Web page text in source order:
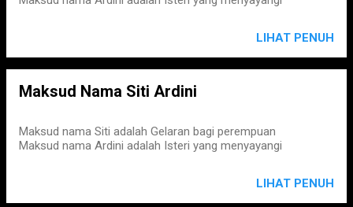
LIHAT PENUH
Maksud Nama Siti Ardini
Maksud nama Siti adalah Gelaran bagi perempuan
Maksud nama Ardini adalah Isteri yang menyayangi
LIHAT PENUH